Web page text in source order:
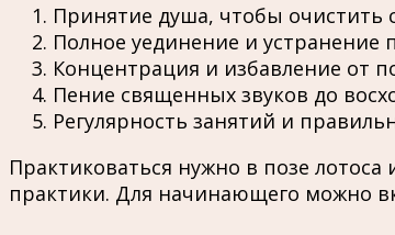
Принятие душа, чтобы очистить
Полное уединение и устранение
Концентрация и избавление от
Пение священных звуков до
Регулярность занятий и
Практиковаться нужно в позе
практики. Для начинающего можно